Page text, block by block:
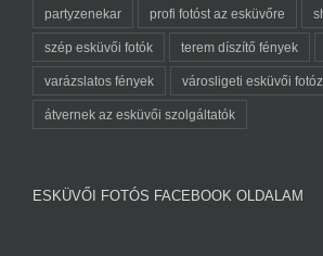
partyzenekar profi fotóst az esküvőre
szép esküvői fotók terem díszítő fények
varázslatos fények városligeti esküvői
átvernek az esküvői szolgáltatók
ESKÜVŐI FOTÓS FACEBOOK OLDALAM